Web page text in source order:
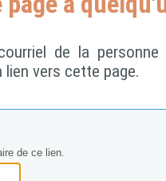
de la
vers cette page.
de ce lien.